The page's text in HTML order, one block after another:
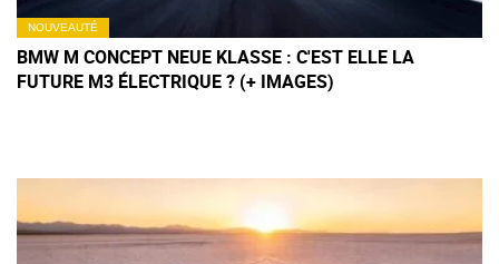
NOUVEAUTÉ
BMW M CONCEPT NEUE KLASSE : C'EST ELLE LA
FUTURE M3 ÉLECTRIQUE ? (+ IMAGES)